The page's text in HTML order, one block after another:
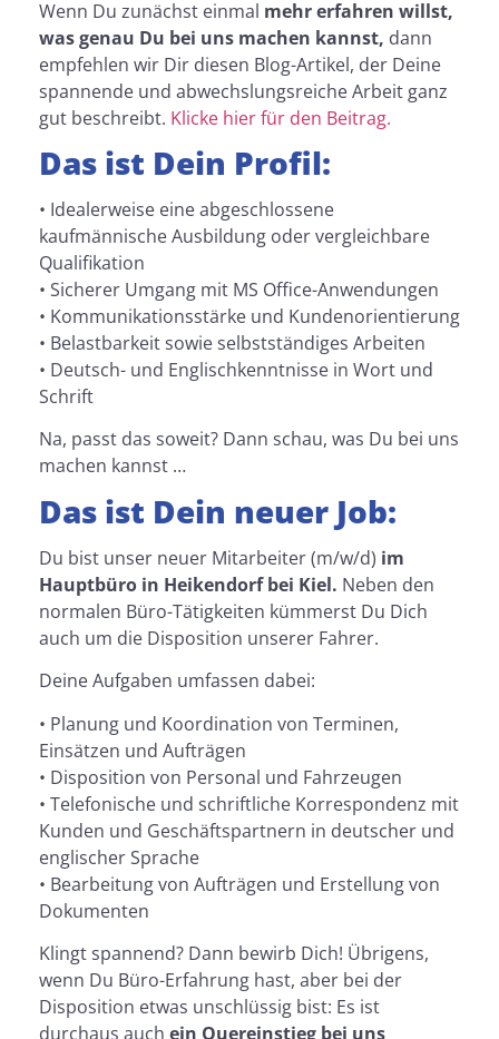
Wenn Du zunächst einmal mehr erfahren willst,
was genau Du bei uns machen kannst, dann
empfehlen wir Dir diesen Blog-Artikel, der Deine
spannende und abwechslungsreiche Arbeit ganz
gut beschreibt. Klicke hier für den Beitrag.
Das ist Dein Profil:
• Idealerweise eine abgeschlossene
kaufmännische Ausbildung oder vergleichbare
Qualifikation
• Sicherer Umgang mit MS Office-Anwendungen
• Kommunikationsstärke und Kundenorientierung
• Belastbarkeit sowie selbstständiges Arbeiten
• Deutsch- und Englischkenntnisse in Wort und
Schrift
Na, passt das soweit? Dann schau, was Du bei uns
machen kannst …
Das ist Dein neuer Job:
Du bist unser neuer Mitarbeiter (m/w/d) im
Hauptbüro in Heikendorf bei Kiel. Neben den
normalen Büro-Tätigkeiten kümmerst Du Dich
auch um die Disposition unserer Fahrer.
Deine Aufgaben umfassen dabei:
• Planung und Koordination von Terminen,
Einsätzen und Aufträgen
• Disposition von Personal und Fahrzeugen
• Telefonische und schriftliche Korrespondenz mit
Kunden und Geschäftspartnern in deutscher und
englischer Sprache
• Bearbeitung von Aufträgen und Erstellung von
Dokumenten
Klingt spannend? Dann bewirb Dich! Übrigens,
wenn Du Büro-Erfahrung hast, aber bei der
Disposition etwas unschlüssig bist: Es ist
durchaus auch ein Quereinstieg bei uns